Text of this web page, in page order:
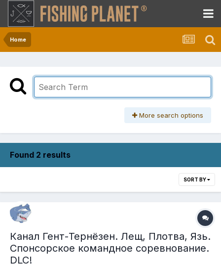
Home
More search options
Found 2 results
SORT BY
Канал Гент-Тернёзен. Лещ, Плотва, Язь.
Спонсорское командное соревнование.
DLC!